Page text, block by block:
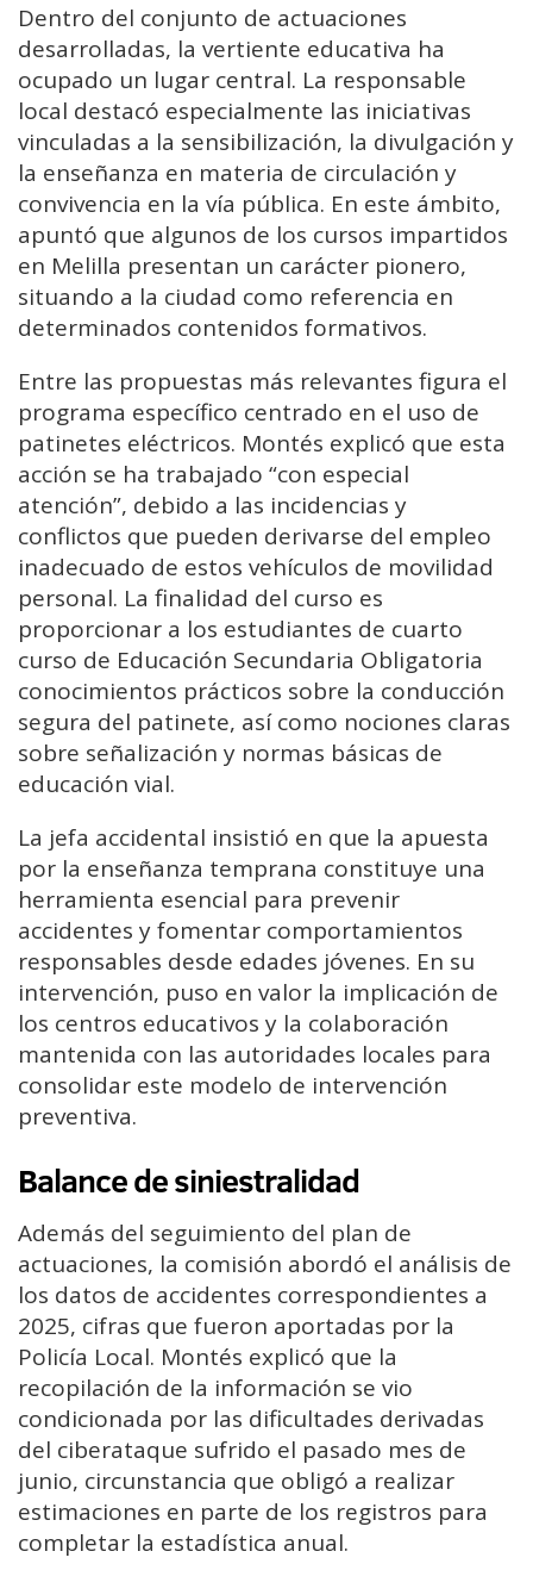
Dentro del conjunto de actuaciones
desarrolladas, la vertiente educativa ha
ocupado un lugar central. La responsable
local destacó especialmente las iniciativas
vinculadas a la sensibilización, la divulgación y
la enseñanza en materia de circulación y
convivencia en la vía pública. En este ámbito,
apuntó que algunos de los cursos impartidos
en Melilla presentan un carácter pionero,
situando a la ciudad como referencia en
determinados contenidos formativos.
Entre las propuestas más relevantes figura el
programa específico centrado en el uso de
patinetes eléctricos. Montés explicó que esta
acción se ha trabajado “con especial
atención”, debido a las incidencias y
conflictos que pueden derivarse del empleo
inadecuado de estos vehículos de movilidad
personal. La finalidad del curso es
proporcionar a los estudiantes de cuarto
curso de Educación Secundaria Obligatoria
conocimientos prácticos sobre la conducción
segura del patinete, así como nociones claras
sobre señalización y normas básicas de
educación vial.
La jefa accidental insistió en que la apuesta
por la enseñanza temprana constituye una
herramienta esencial para prevenir
accidentes y fomentar comportamientos
responsables desde edades jóvenes. En su
intervención, puso en valor la implicación de
los centros educativos y la colaboración
mantenida con las autoridades locales para
consolidar este modelo de intervención
preventiva.
Balance de siniestralidad
Además del seguimiento del plan de
actuaciones, la comisión abordó el análisis de
los datos de accidentes correspondientes a
2025, cifras que fueron aportadas por la
Policía Local. Montés explicó que la
recopilación de la información se vio
condicionada por las dificultades derivadas
del ciberataque sufrido el pasado mes de
junio, circunstancia que obligó a realizar
estimaciones en parte de los registros para
completar la estadística anual.